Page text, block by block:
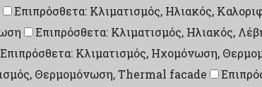
Επιπρόσθετα: Κλιματισμός, Ηλιακός,
Επιπρόσθετα: Κλιματισμός, Ηλιακός,
Επιπρόσθετα: Κλιματισμός, Ηχομόνωση,
Θερμομόνωση, Thermal facade